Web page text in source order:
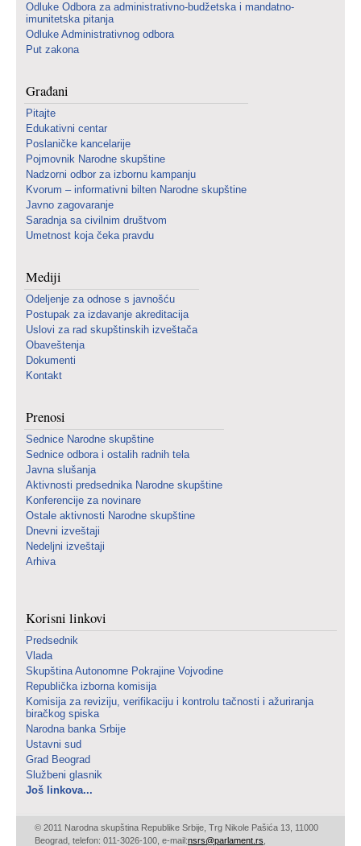
Odluke Odbora za administrativno-budžetska i mandatno-
imunitetska pitanja
Odluke Administrativnog odbora
Put zakona
Građani
Pitajte
Edukativni centar
Poslaničke kancelarije
Pojmovnik Narodne skupštine
Nadzorni odbor za izbornu kampanju
Kvorum – informativni bilten Narodne skupštine
Javno zagovaranje
Saradnja sa civilnim društvom
Umetnost koja čeka pravdu
Mediji
Odeljenje za odnose s javnošću
Postupak za izdavanje akreditacija
Uslovi za rad skupštinskih izveštača
Obaveštenja
Dokumenti
Kontakt
Prenosi
Sednice Narodne skupštine
Sednice odbora i ostalih radnih tela
Javna slušanja
Aktivnosti predsednika Narodne skupštine
Konferencije za novinare
Ostale aktivnosti Narodne skupštine
Dnevni izveštaji
Nedeljni izveštaji
Arhiva
Korisni linkovi
Predsednik
Vlada
Skupština Autonomne Pokrajine Vojvodine
Republička izborna komisija
Komisija za reviziju, verifikaciju i kontrolu tačnosti i ažuriranja
biračkog spiska
Narodna banka Srbije
Ustavni sud
Grad Beograd
Službeni glasnik
Još linkova...
© 2011 Narodna skupština Republike Srbije, Trg Nikole Pašića 13, 11000
Beograd, telefon: 011-3026-100, e-mail:nsrs@parlament.rs